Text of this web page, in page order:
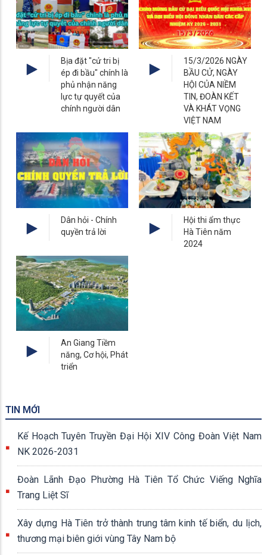
Bịa đặt "cử tri bị
ép đi bầu" chính là
phủ nhận năng
lực tự quyết của
chính người dân
15/3/2026 NGÀY
BẦU CỬ, NGÀY
HỘI CỦA NIỀM
TIN, ĐOÀN KẾT
VÀ KHÁT VỌNG
VIỆT NAM
Dân hỏi - Chính
quyền trả lời
Hội thi ẩm thực
Hà Tiên năm
2024
An Giang Tiềm
năng, Cơ hội, Phát
triển
TIN MỚI
Kế Hoạch Tuyên Truyền Đại Hội XIV Công Đoàn Việt Nam
NK 2026-2031
Đoàn Lãnh Đạo Phường Hà Tiên Tổ Chức Viếng Nghĩa
Trang Liệt Sĩ
Xây dựng Hà Tiên trở thành trung tâm kinh tế biển, du lịch,
thương mại biên giới vùng Tây Nam bộ